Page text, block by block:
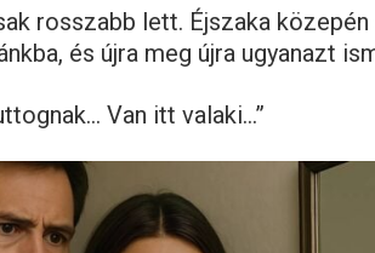
rosszabb lett. Éjszaka
és újra meg újra ugyanazt
Van itt valaki…”